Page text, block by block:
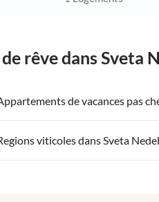
rêve dans Sveta
viticoles dans Sveta